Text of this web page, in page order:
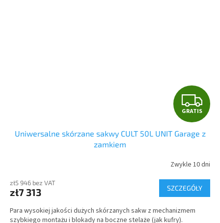
G
R
A
T
I
S
GRATIS
Uniwersalne skórzane sakwy CULT 50L UNIT Garage z
zamkiem
Zwykle 10 dni
zł5 946 bez VAT
zł7 313 SZCZEGÓŁY
Para wysokiej jakości dużych skórzanych sakw z mechanizmem
szybkiego montażu i blokady na boczne stelaże (jak kufry).